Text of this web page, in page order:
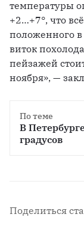
температуры
+2…+7°, что
положенного
виток
пейзажей
ноября», —
По теме
В
градусов
Поделиться